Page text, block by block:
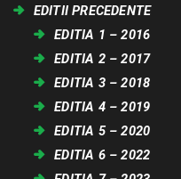
EDITII PRECEDENTE
EDITIA 1 – 2016
EDITIA 2 – 2017
EDITIA 3 – 2018
EDITIA 4 – 2019
EDITIA 5 – 2020
EDITIA 6 – 2022